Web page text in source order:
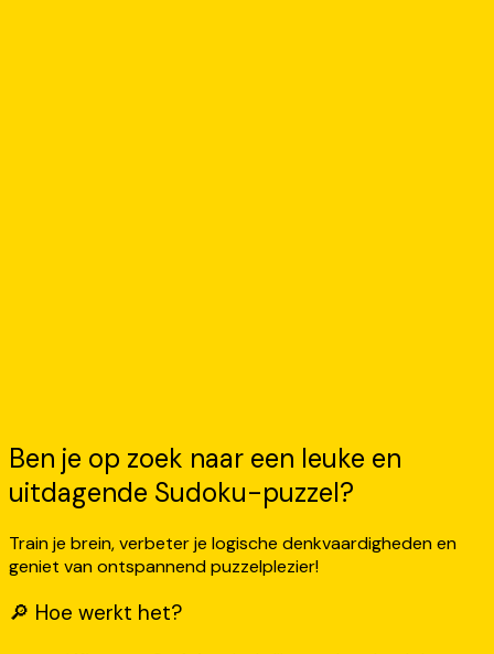
Ben je op zoek naar een leuke en
uitdagende Sudoku-puzzel?
Train je brein, verbeter je logische denkvaardigheden en
geniet van ontspannend puzzelplezier!
🔎 Hoe werkt het?